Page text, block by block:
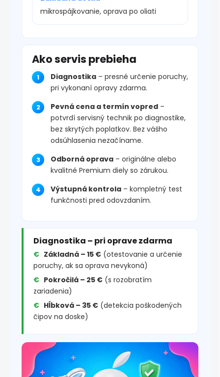
mikrospájkovanie, oprava po oliati
Ako servis prebieha
Diagnostika – presné určenie poruchy,
pri vykonaní opravy zdarma.
Pevná cena a termín vopred –
potvrdí servisný technik po diagnostike,
bez skrytých poplatkov. Bez vášho
odsúhlasenia nezačíname.
Odborná oprava – originálne alebo
kvalitné Premium diely so zárukou.
Výstupná kontrola – kompletný test
funkčnosti pred odovzdaním.
Diagnostika – pri oprave zdarma
Základná – 15 € (otestovanie a určenie
poruchy, ak sa oprava nevykoná)
Pokročilá – 25 € (s rozobratím
zariadenia)
Hĺbková – 35 € (detekcia poškodených
čipov na doske)